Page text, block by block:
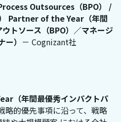
Outsources（BPO） /
Partner of the Year（年間
トソース（BPO）／マネージ
） － Cognizant社
（年間最優秀インパクトパ
略的優先事項に沿って、戦略